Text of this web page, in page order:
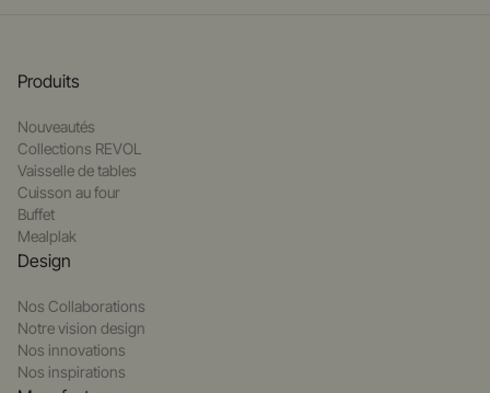
Produits
Nouveautés
Collections REVOL
Vaisselle de tables
Cuisson au four
Buffet
Mealplak
Design
Nos Collaborations
Notre vision design
Nos innovations
Nos inspirations